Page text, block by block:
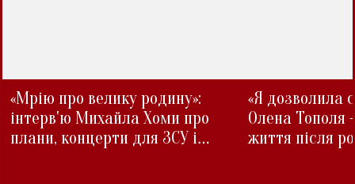
«Мрію про велику родину»:
інтерв'ю Михайла Хоми про
плани, концерти для ЗСУ і
«Я дозволила
Олена Тополя
життя після